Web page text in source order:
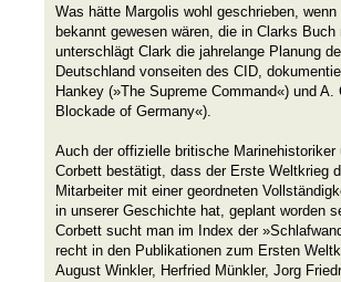
Was hätte Margolis wohl geschrieben,
bekannt gewesen wären, die in Clarks
unterschlägt Clark die jahrelange Planung
Deutschland vonseiten des CID,
Hankey (»The Supreme Command«) und
Blockade of Germany«).
Auch der offizielle britische
Corbett bestätigt, dass der Erste Weltkrieg
Mitarbeiter mit einer geordneten
in unserer Geschichte hat, geplant worden
Corbett sucht man im Index der
recht in den Publikationen zum Ersten
August Winkler, Herfried Münkler, Jorg